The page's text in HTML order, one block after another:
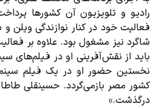
رادیو و تلویزیون آن کشورها
فعالیت خود در کنار نوازندگی ویلن
شاگرد نیز مشغول بود. علاوه بر
باید از نقش‌آفرینی او در فیلم‌های
درگذشت.»